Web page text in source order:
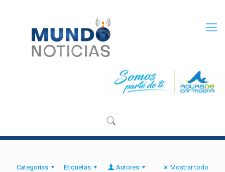
Categorias Etiquetas Autores Mostrar todo